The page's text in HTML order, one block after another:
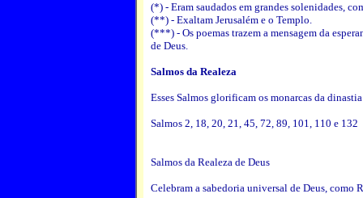
(*) - Eram saudados em grandes solenidades,
(**) - Exaltam Jerusalém e o Templo.
(***) - Os poemas trazem a mensagem da
de Deus.
Salmos da Realeza
Esses Salmos glorificam os monarcas da
Salmos 2, 18, 20, 21, 45, 72, 89, 101, 110 e 132
Salmos da Realeza de Deus
Celebram a sabedoria universal de Deus, como